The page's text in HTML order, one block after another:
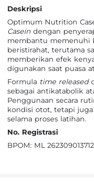
Deskripsi
Optimum Nutrition
Casein dengan
membantu memenuhi
beristirahat, terutama
memberikan efek
digunakan saat puasa
Formula time released
sebagai antikatabolik
Penggunaan secara
kondisi otot, tetapi
selama proses latihan.
No. Registrasi
BPOM: ML 262309013712